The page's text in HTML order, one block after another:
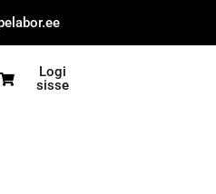
Logi
sisse